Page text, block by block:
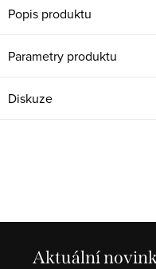
Popis produktu
Parametry produktu
Diskuze
Aktuální